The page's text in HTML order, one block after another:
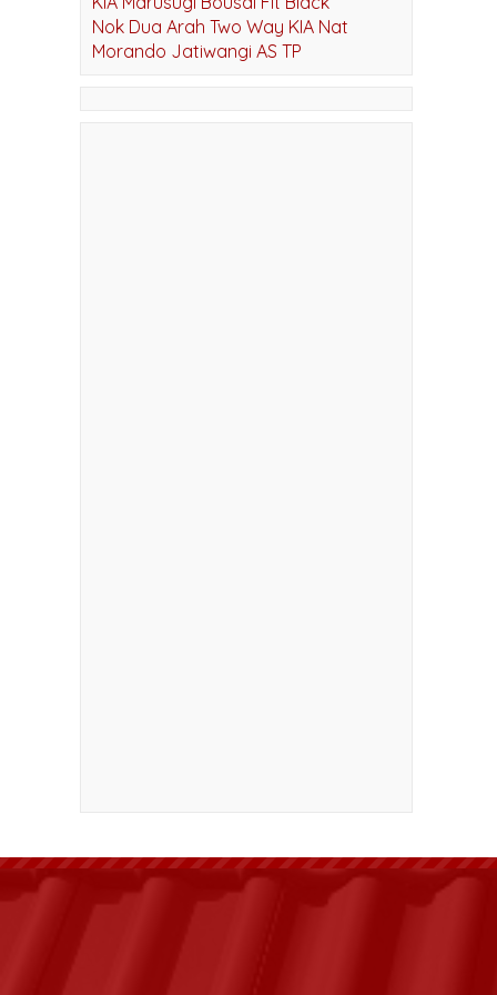
KIA Marusugi Bousai Fit Black
Nok Dua Arah Two Way KIA Nat